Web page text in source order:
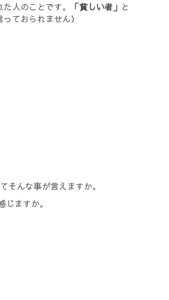
人のことです。 「貧しい者」 と
ておられません）
んな事が言えますか。
ますか。